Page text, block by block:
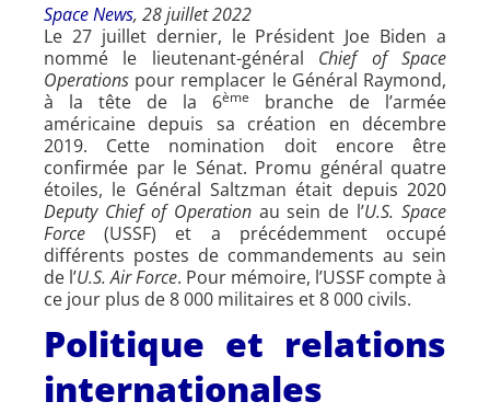
Space News, 28 juillet 2022
Le 27 juillet dernier, le Président Joe Biden a
nommé le lieutenant-général Chief of Space
Operations pour remplacer le Général Raymond,
à la tête de la 6ème
branche de l’armée
américaine depuis sa création en décembre
2019. Cette nomination doit encore être
confirmée par le Sénat. Promu général quatre
étoiles, le Général Saltzman était depuis 2020
Deputy Chief of Operation au sein de l’U.S. Space
Force (USSF) et a précédemment occupé
différents postes de commandements au sein
de l’U.S. Air Force. Pour mémoire, l’USSF compte à
ce jour plus de 8 000 militaires et 8 000 civils.
Politique et relations
internationales